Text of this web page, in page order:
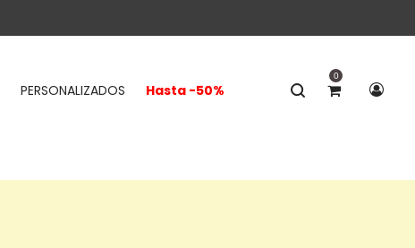
0
PERSONALIZADOS
Hasta -50%